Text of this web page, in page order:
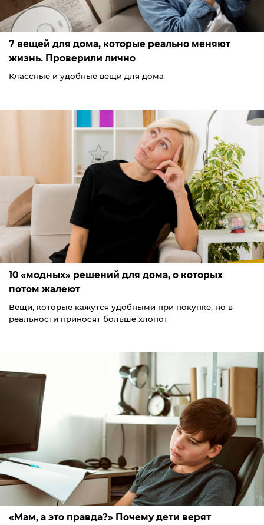
7 вещей для дома, которые реально меняют
жизнь. Проверили лично
Классные и удобные вещи для дома
10 «модных» решений для дома, о которых
потом жалеют
Вещи, которые кажутся удобными при покупке, но в
реальности приносят больше хлопот
«Мам, а это правда?» Почему дети верят